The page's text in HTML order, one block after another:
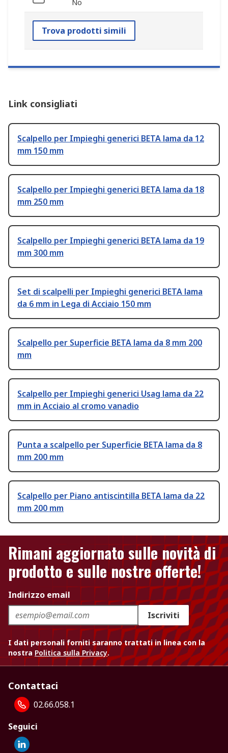
No
Trova prodotti simili
Link consigliati
Scalpello per Impieghi generici BETA lama da 12
mm 150 mm
Scalpello per Impieghi generici BETA lama da 18
mm 250 mm
Scalpello per Impieghi generici BETA lama da 19
mm 300 mm
Set di scalpelli per Impieghi generici BETA lama
da 6 mm in Lega di Acciaio 150 mm
Scalpello per Superficie BETA lama da 8 mm 200
mm
Scalpello per Impieghi generici Usag lama da 22
mm in Acciaio al cromo vanadio
Punta a scalpello per Superficie BETA lama da 8
mm 200 mm
Scalpello per Piano antiscintilla BETA lama da 22
mm 200 mm
Rimani aggiornato sulle novità di
prodotto e sulle nostre offerte!
Indirizzo email
Iscriviti
I dati personali forniti saranno trattati in linea con la
nostra Politica sulla Privacy.
Contattaci
02.66.058.1
Seguici